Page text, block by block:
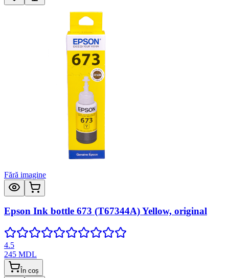
Fără imagine
Epson Ink bottle 673 (T67344A) Yellow, original
4.5
245 MDL
În coș